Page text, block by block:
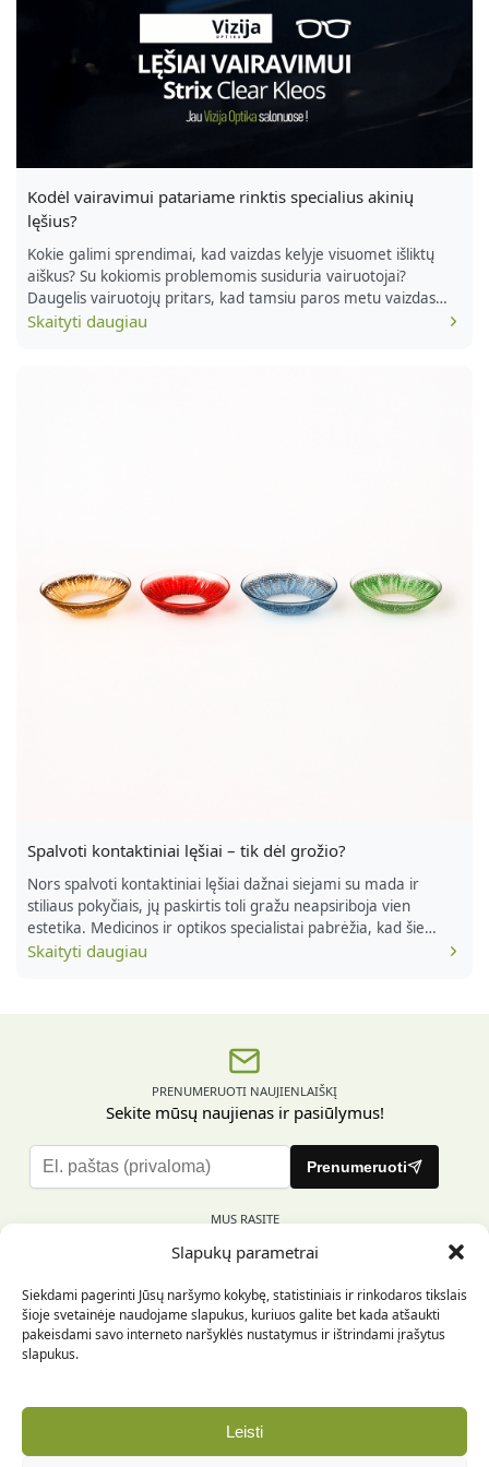
Slapukų parametrai
Siekdami pagerinti Jūsų naršymo kokybę, statistiniais ir rinkodaros tikslais
šioje svetainėje naudojame slapukus, kuriuos galite bet kada atšaukti
pakeisdami savo interneto naršyklės nustatymus ir ištrindami įrašytus
slapukus.
Leisti
Kodėl vairavimui patariame rinktis specialius akinių
lęšius?
Kokie galimi sprendimai, kad vaizdas kelyje visuomet išliktų
aiškus? Su kokiomis problemomis susiduria vairuotojai?
Daugelis vairuotojų pritars, kad tamsiu paros metu vaizdas
nėra toks ryškus kaip šviesiu. O tai lemia, kad suprastėja
Skaityti daugiau
Spalvoti kontaktiniai lęšiai – tik dėl grožio?
Nors spalvoti kontaktiniai lęšiai dažnai siejami su mada ir
stiliaus pokyčiais, jų paskirtis toli gražu neapsiriboja vien
estetika. Medicinos ir optikos specialistai pabrėžia, kad šie
lęšiai atlieka svarbias funkcijas, kurios gali pagerinti ne tik
Skaityti daugiau
PRENUMERUOTI NAUJIENLAIŠKĮ
Sekite mūsų naujienas ir pasiūlymus!
l
a
l
e
a
Prenumeruoti
MUS RASITE
INFORMACIJA PIRKĖJUI
REKVIZITAI